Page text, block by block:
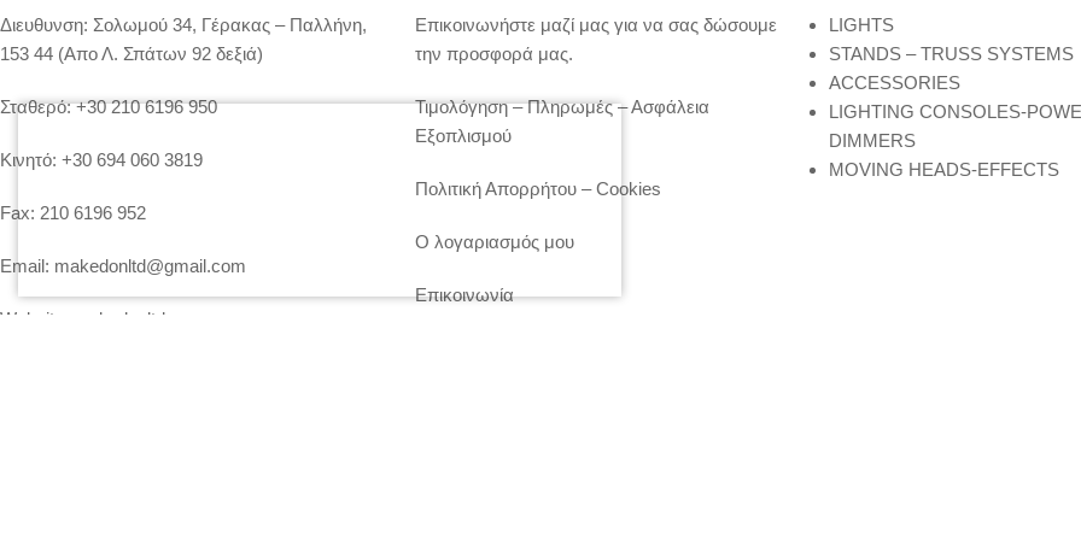
Διευθυνση: Σολωμού 34, Γέρακας – Παλλήνη,
153 44 (Απο Λ. Σπάτων 92 δεξιά)
Σταθερό: +30 210 6196 950
Κινητό: +30 694 060 3819
Fax: 210 6196 952
Email: makedonltd@gmail.com
Website: makedonltd.gr
Επικοινωνήστε μαζί μας για να σας δώσουμε
την προσφορά μας.
Τιμολόγηση – Πληρωμές – Ασφάλεια
Εξοπλισμού
Πολιτική Απορρήτου – Cookies
Ο λογαριασμός μου
Επικοινωνία
LIGHTS
STANDS – TRUSS SYSTEMS
ACCESSORIES
LIGHTING CONSOLES-
DIMMERS
MOVING HEADS-EFFECTS